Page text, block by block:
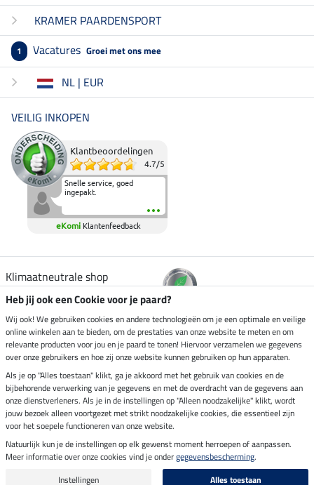
KRAMER PAARDENSPORT
1 Vacatures Groei met ons mee
NL | EUR
VEILIG INKOPEN
Klantbeoordelingen
4.7/5
Snelle service, goed
ingepakt.
eKomi Klantenfeedback
Klimaatneutrale shop
Verzending per
Veilig betalen met
Impressum
Laatste update op 07.08.2026 om 07:03 uur
Alle prijzen in euro's, incl. BTW, excl. verzendkosten.
Heb jij ook een Cookie voor je paard?
Wij ook! We gebruiken cookies en andere technologieën om je een optimale en veilige
online winkelen aan te bieden, om de prestaties van onze website te meten en om
relevante producten voor jou en je paard te tonen! Hiervoor verzamelen we gegevens
over onze gebruikers en hoe zij onze website kunnen gebruiken op hun apparaten.
Als je op "Alles toestaan" klikt, ga je akkoord met het gebruik van cookies en de
bijbehorende verwerking van je gegevens en met de overdracht van de gegevens aan
onze dienstverleners. Als je in de instellingen op "Alleen noodzakelijke" klikt, wordt
jouw bezoek alleen voortgezet met strikt noodzakelijke cookies, die essentieel zijn
voor het soepele functioneren van onze website.
Natuurlijk kun je de instellingen op elk gewenst moment herroepen of aanpassen.
Meer informatie over onze cookies vind je ondergegevensbescherming.
Instellingen
Alles toestaan